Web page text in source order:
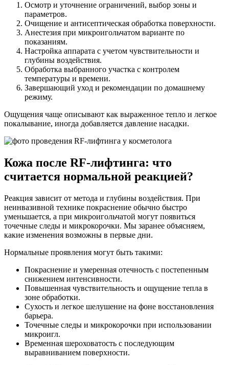
Осмотр и уточнение ограничений, выбор зоны и
параметров.
Очищение и антисептическая обработка поверхности.
Анестезия при микроигольчатом варианте по
показаниям.
Настройка аппарата с учетом чувствительности и
глубины воздействия.
Обработка выбранного участка с контролем
температуры и времени.
Завершающий уход и рекомендации по домашнему
режиму.
Ощущения чаще описывают как выраженное тепло и легкое
покалывание, иногда добавляется давление насадки.
Кожа после RF-лифтинга: что
считается нормальной реакцией?
Реакция зависит от метода и глубины воздействия. При
неинвазивной технике покраснение обычно быстро
уменьшается, а при микроигольчатой могут появиться
точечные следы и микрокорочки. Мы заранее объясняем,
какие изменения возможны в первые дни.
Нормальные проявления могут быть такими:
Покраснение и умеренная отечность с постепенным
снижением интенсивности.
Повышенная чувствительность и ощущение тепла в
зоне обработки.
Сухость и легкое шелушение на фоне восстановления
барьера.
Точечные следы и микрокорочки при использовании
микроигл.
Временная шероховатость с последующим
выравниванием поверхности.